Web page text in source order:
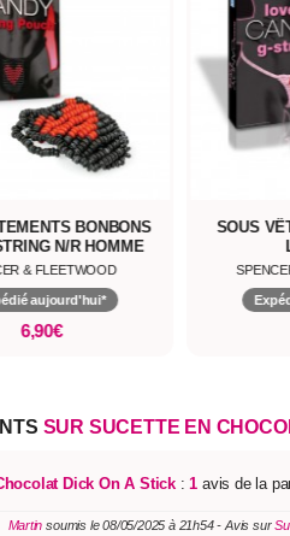
BONBONS
N/R HOMME
& FLEETWOOD
aujourd'hui*
6,90€
SOUS
SUR SUCETTE EN
Dick On A Stick :1 avis de la
Martin soumis le 08/05/2025 à 21h54 - Avis sur